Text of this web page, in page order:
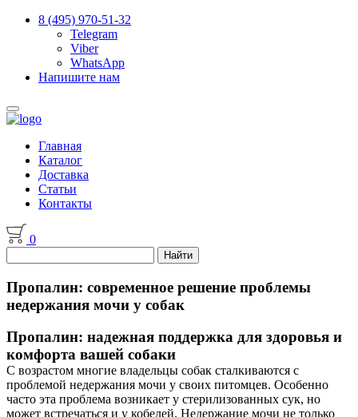
8 (495) 970-51-32
Telegram
Viber
WhatsApp
Напишите нам
Главная
Каталог
Доставка
Статьи
Контакты
0
Пропалин: современное решение проблемы
недержания мочи у собак
Пропалин: надежная поддержка для здоровья и
комфорта вашей собаки
С возрастом многие владельцы собак сталкиваются с
проблемой недержания мочи у своих питомцев. Особенно
часто эта проблема возникает у стерилизованных сук, но
может встречаться и у кобелей. Недержание мочи не только